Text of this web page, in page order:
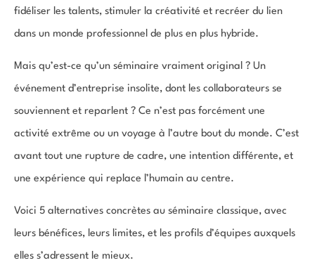
fidéliser les talents, stimuler la créativité et recréer du lien
dans un monde professionnel de plus en plus hybride.
Mais qu’est-ce qu’un séminaire vraiment original ? Un
événement d’entreprise insolite, dont les collaborateurs se
souviennent et reparlent ? Ce n’est pas forcément une
activité extrême ou un voyage à l’autre bout du monde. C’est
avant tout une rupture de cadre, une intention différente, et
une expérience qui replace l’humain au centre.
Voici 5 alternatives concrètes au séminaire classique, avec
leurs bénéfices, leurs limites, et les profils d’équipes auxquels
elles s’adressent le mieux.